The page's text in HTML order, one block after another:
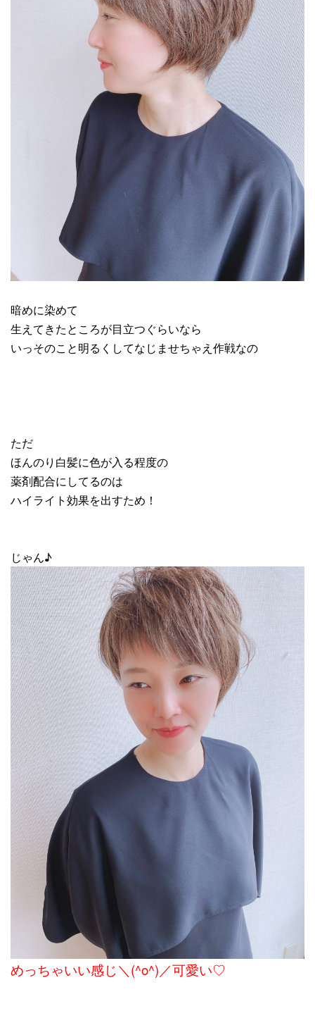
暗めに染めて
生えてきたところが目立つぐらいなら
いっそのこと明るくしてなじませちゃえ作戦なの
ただ
ほんのり白髪に色が入る程度の
薬剤配合にしてるのは
ハイライト効果を出すため！
じゃん♪
めっちゃいい感じ＼(^o^)／可愛い♡